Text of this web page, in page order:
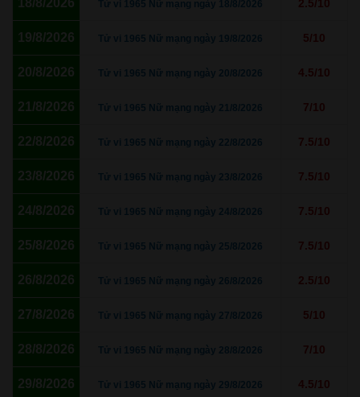
Tử vi 1965 Nữ mạng ngày 18/8/2026 2.5/10
19/8/2026 Tử vi 1965 Nữ mạng ngày 19/8/2026 5/10
20/8/2026 Tử vi 1965 Nữ mạng ngày 20/8/2026 4.5/10
21/8/2026 Tử vi 1965 Nữ mạng ngày 21/8/2026 7/10
22/8/2026 Tử vi 1965 Nữ mạng ngày 22/8/2026 7.5/10
23/8/2026 Tử vi 1965 Nữ mạng ngày 23/8/2026 7.5/10
24/8/2026 Tử vi 1965 Nữ mạng ngày 24/8/2026 7.5/10
25/8/2026 Tử vi 1965 Nữ mạng ngày 25/8/2026 7.5/10
26/8/2026 Tử vi 1965 Nữ mạng ngày 26/8/2026 2.5/10
27/8/2026 Tử vi 1965 Nữ mạng ngày 27/8/2026 5/10
28/8/2026 Tử vi 1965 Nữ mạng ngày 28/8/2026 7/10
29/8/2026 Tử vi 1965 Nữ mạng ngày 29/8/2026 4.5/10